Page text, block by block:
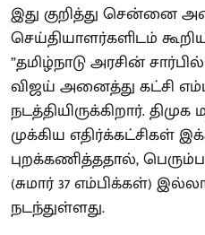
இது குறித்து சென்னை
செய்தியாளர்களிடம்
”தமிழ்நாடு அரசின்
விஜய் அனைத்து கட்சி
நடத்தியிருக்கிறார்.
முக்கிய எதிர்க்கட்சிகள்
புறக்கணித்ததால்,
(சுமார் 37 எம்பிக்கள்)
நடந்துள்ளது.